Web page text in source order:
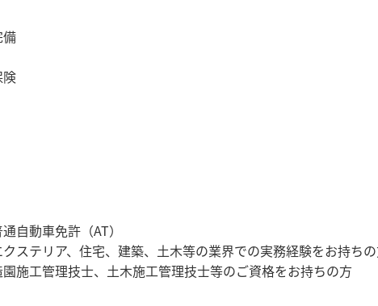
備
険
自動車免許（AT）
クステリア、住宅、建築、土木等の業界での実務経験をお持ち
園施工管理技士、土木施工管理技士等のご資格をお持ちの方